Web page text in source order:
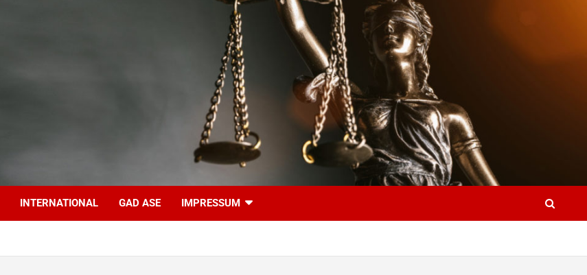
INTERNATIONAL GAD ASE IMPRESSUM